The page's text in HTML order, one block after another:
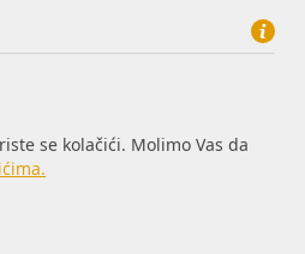
na plinskoj mreži -
na plinskoj mreži -
na plinskoj mreži - Osijek
se kolačići. Molimo Vas da